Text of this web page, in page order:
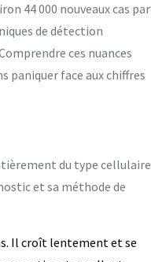
44 000 nouveaux cas par
de détection
ces nuances
paniquer face aux chiffres
du type cellulaire
et sa méthode de
Il croît lentement et se